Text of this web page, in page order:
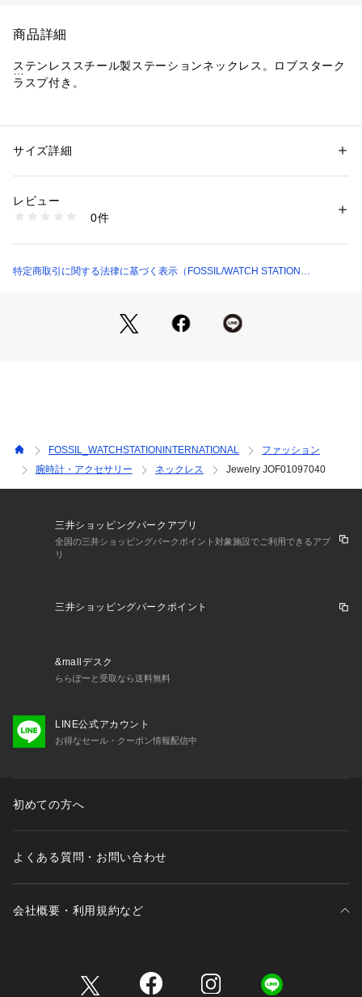
商品詳細
ステンレススチール製ステーションネックレス。ロブスターク
ラスプ付き。
ってみえる場合がございます。
性別：メンズ
素材：ステンレススチール
商品番号：
JOF01097040 （ショップ）
サイズ詳細
レビュー
0件
特定商取引に関する法律に基づく表示（FOSSIL/WATCH STATION
FOSSIL_WATCHSTATIONINTERNATIONAL
ファッション
腕時計・アクセサリー
ネックレス Jewelry JOF01097040
三井ショッピングパークアプリ
全国の三井ショッピングパークポイント対象施設でご利用できるアプ
リ
三井ショッピングパークポイント
&mallデスク
ららぽーと受取なら送料無料
LINE公式アカウント
お得なセール・クーポン情報配信中
初めての方へ
よくある質問・お問い合わせ
会社概要・利用規約など